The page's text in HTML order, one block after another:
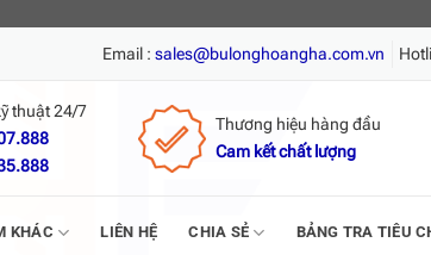
Vít tự khoan inox, Vít trí, Vít gỗ, Giá tốt nhất, Chất
Email : sales@bulonghoangha.com.vn
thuật 24/7
Thương hiệu hàng đầu
Cam kết chất lượng
KHÁC LIÊN HỆ CHIA SẺ BẢNG TRA TIÊU